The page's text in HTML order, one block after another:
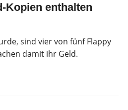
Kopien enthalten
sind vier von fünf Flappy
damit ihr Geld.